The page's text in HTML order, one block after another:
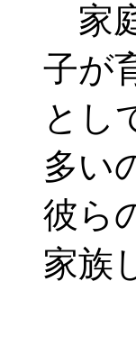
家
子が
とし
多い
彼ら
家族